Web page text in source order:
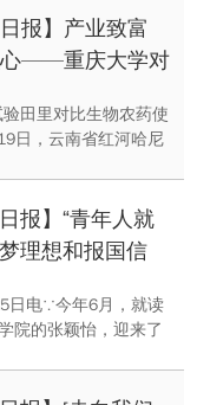
伴下，到绣美公园玩
“最美奋斗者”主题文
挨个打探着每一位奋
弘扬奋斗精神、培育
央宣传部、中央组
日报】产业致富
——重庆大学对
田里对比生物农药使
日，云南省红河哈尼
状，解决技术难题。
基地，一箱箱包装精
上货车。
日报】“青年人就
理想和报国信
日电∵今年6月，就读
院的张颖怡，迎来了